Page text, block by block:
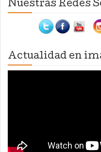
Nuestras Redes
Actualidad en